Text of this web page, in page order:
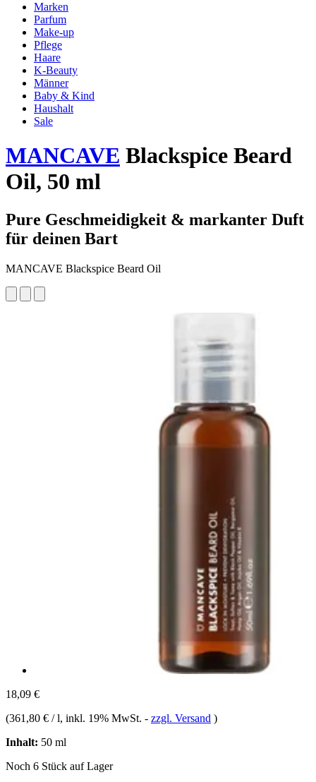
Marken
Parfum
Make-up
Pflege
Haare
K-Beauty
Männer
Baby & Kind
Haushalt
Sale
MANCAVE Blackspice Beard
Oil, 50 ml
Pure Geschmeidigkeit & markanter Duft
für deinen Bart
MANCAVE Blackspice Beard Oil
18,09 €
(361,80 € / l, inkl. 19% MwSt. - zzgl. Versand )
Inhalt: 50 ml
Noch 6 Stück auf Lager